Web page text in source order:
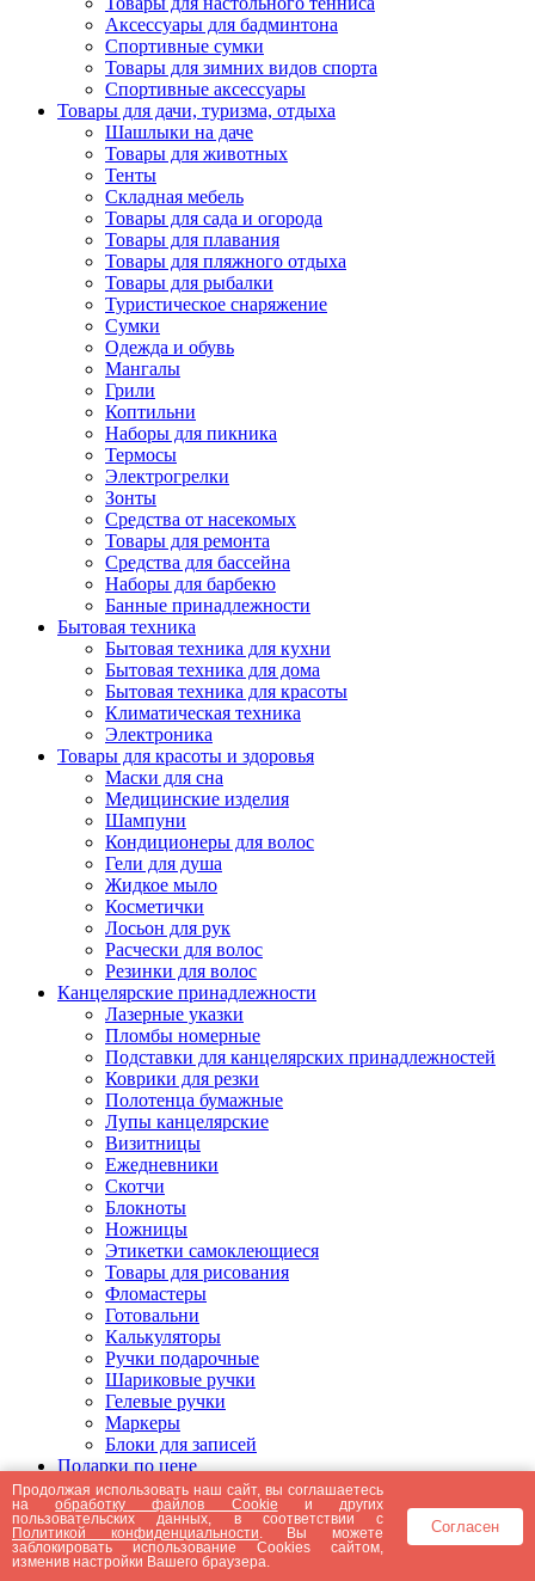
Аксессуары для бадминтона
Спортивные сумки
Товары для зимних видов спорта
Спортивные аксессуары
Товары для дачи, туризма, отдыха
Шашлыки на даче
Товары для животных
Тенты
Складная мебель
Товары для сада и огорода
Товары для плавания
Товары для пляжного отдыха
Товары для рыбалки
Туристическое снаряжение
Сумки
Одежда и обувь
Мангалы
Грили
Коптильни
Наборы для пикника
Термосы
Электрогрелки
Зонты
Средства от насекомых
Товары для ремонта
Средства для бассейна
Наборы для барбекю
Банные принадлежности
Бытовая техника
Бытовая техника для кухни
Бытовая техника для дома
Бытовая техника для красоты
Климатическая техника
Электроника
Товары для красоты и здоровья
Маски для сна
Медицинские изделия
Шампуни
Кондиционеры для волос
Гели для душа
Жидкое мыло
Косметички
Лосьон для рук
Расчески для волос
Резинки для волос
Канцелярские принадлежности
Лазерные указки
Пломбы номерные
Подставки для канцелярских принадлежностей
Коврики для резки
Полотенца бумажные
Лупы канцелярские
Визитницы
Ежедневники
Скотчи
Блокноты
Ножницы
Этикетки самоклеющиеся
Товары для рисования
Фломастеры
Готовальни
Калькуляторы
Ручки подарочные
Шариковые ручки
Гелевые ручки
Маркеры
Блоки для записей
Подарки по цене
Подарки от 5000 рублей
Подарки до 5000 рублей
Подарки до 3000 рублей
Подарки до 2000 рублей
Подарки до 1000 рублей
Продолжая использовать наш сайт, вы соглашаетесь
наобработку файлов Cookie и других
пользовательских данных, в соответствии с
Политикой конфиденциальности . Вы можете
заблокировать использование Cookies сайтом,
изменив настройки Вашего браузера.
Согласен